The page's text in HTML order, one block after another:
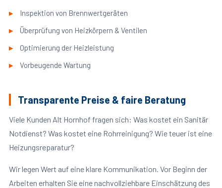
Inspektion von Brennwertgeräten
Überprüfung von Heizkörpern & Ventilen
Optimierung der Heizleistung
Vorbeugende Wartung
Transparente Preise & faire Beratung
Viele Kunden Alt Hornhof fragen sich: Was kostet ein Sanitär
Notdienst? Was kostet eine Rohrreinigung? Wie teuer ist eine
Heizungsreparatur?
Wir legen Wert auf eine klare Kommunikation. Vor Beginn der
Arbeiten erhalten Sie eine nachvollziehbare Einschätzung des